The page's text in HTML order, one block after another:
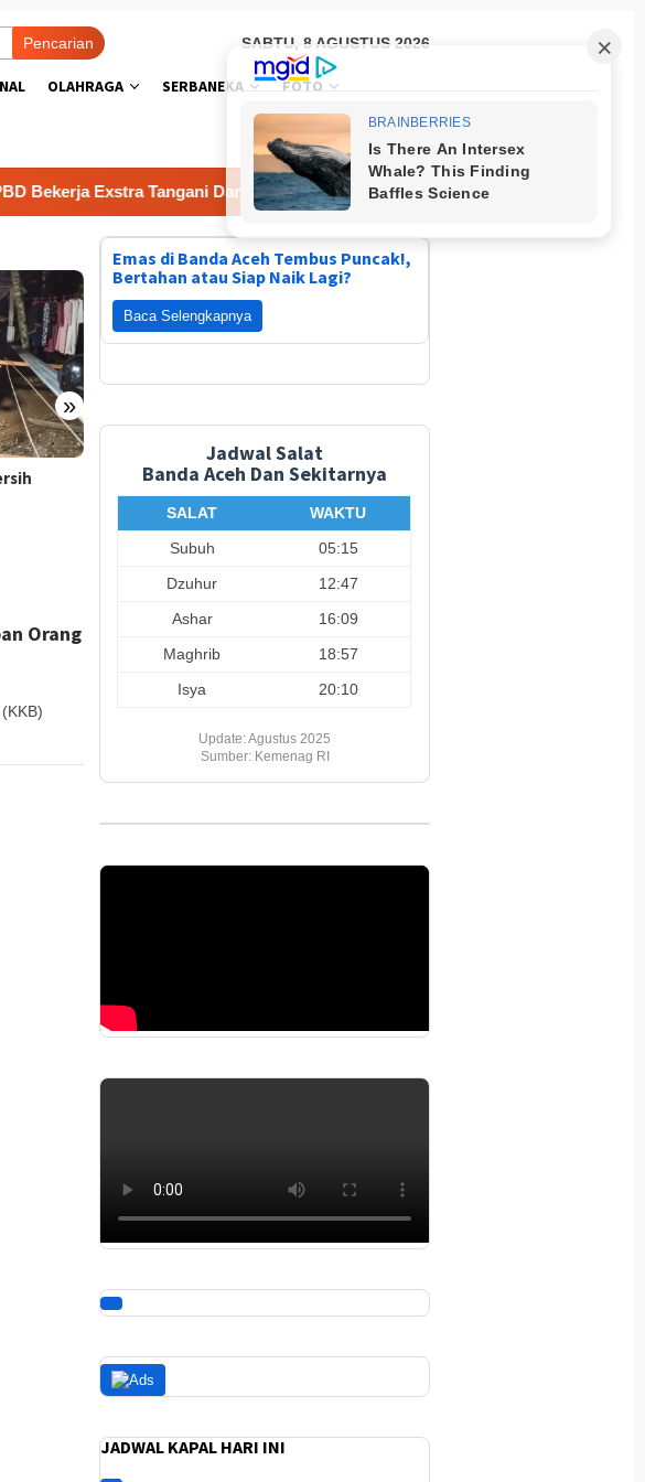
Pencarian SABTU, 8 AGUSTUS 2026
OLAHRAGA SERBANEKA FOTO
Bekerja Exstra Tangani Dampak Angin Kencang
»
Muktamar XVI Tapak Suci
Antusiasme Tinggi Sebelum
Orang
Emas di Banda Aceh Tembus Puncak!,
Bertahan atau Siap Naik Lagi?
Baca Selengkapnya
Jadwal Salat
Banda Aceh Dan Sekitarnya
SALAT
WAKTU
Subuh
05:15
Dzuhur
12:47
Ashar
16:09
Maghrib
18:57
Isya
20:10
Update: Agustus 2025
Sumber: Kemenag RI
JADWAL KAPAL HARI INI